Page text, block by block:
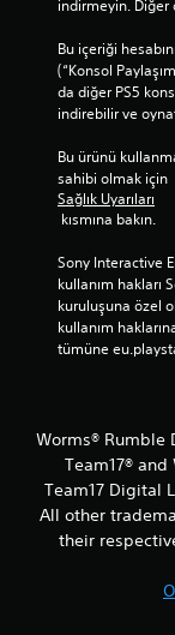
indirmeyin. Diğer
Bu içeriği
(“Konsol
da diğer PS5
indirebilir ve
Bu ürünü
sahibi olmak için
Sağlık Uyarıları
kısmına bakın.
Sony Interactive
kullanım hakları
kuruluşuna özel
kullanım
tümüne
Worms® Rumble
Team17®
Team17 Digital
All other
their